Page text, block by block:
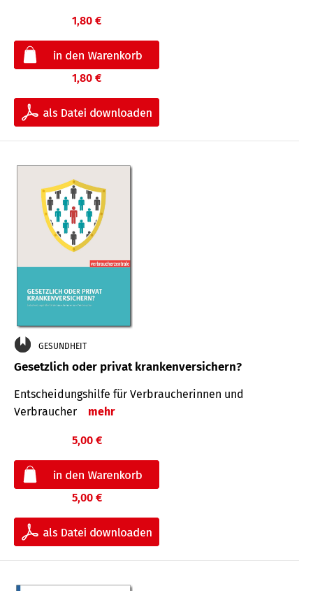
1,80 €
1,80 €
GESUNDHEIT
Gesetzlich oder privat krankenversichern?
Entscheidungshilfe für Verbraucherinnen und
Verbraucher
mehr
5,00 €
5,00 €